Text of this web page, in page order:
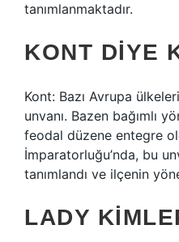
tanımlanmaktadır.
KONT DIYE
Kont: Bazı Avrupa
unvanı. Bazen bağımlı
feodal düzene entegre
İmparatorluğu’nda, bu
tanımlandı ve ilçenin
LADY